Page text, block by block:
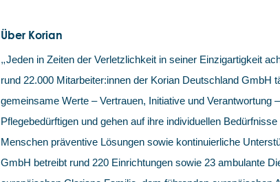
Über Korian
„Jeden in Zeiten der Verletzlichkeit in seiner Einzigartigkeit
rund 22.000 Mitarbeiter:innen der Korian Deutschland GmbH
gemeinsame Werte – Vertrauen, Initiative und Verantwortung
Pflegebedürftigen und gehen auf ihre individuellen
Menschen präventive Lösungen sowie kontinuierliche
GmbH betreibt rund 220 Einrichtungen sowie 23 ambulante